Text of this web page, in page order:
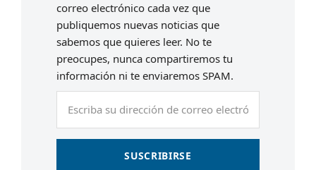
correo electrónico cada vez que
publiquemos nuevas noticias que
sabemos que quieres leer. No te
preocupes, nunca compartiremos tu
información ni te enviaremos SPAM.
SUSCRIBIRSE